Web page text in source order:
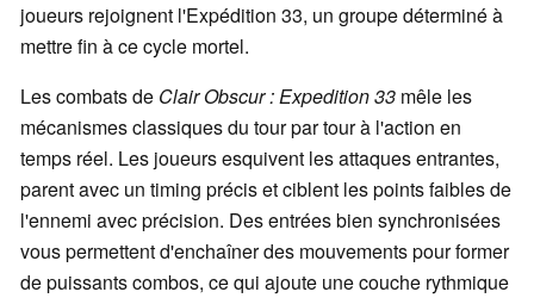
joueurs rejoignent l'Expédition 33, un groupe déterminé à
mettre fin à ce cycle mortel.
Les combats de Clair Obscur : Expedition 33 mêle les
mécanismes classiques du tour par tour à l'action en
temps réel. Les joueurs esquivent les attaques entrantes,
parent avec un timing précis et ciblent les points faibles de
l'ennemi avec précision. Des entrées bien synchronisées
vous permettent d'enchaîner des mouvements pour former
de puissants combos, ce qui ajoute une couche rythmique